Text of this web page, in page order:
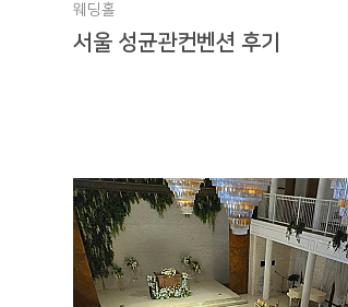
웨딩홀
서울 성균관컨벤션 후기